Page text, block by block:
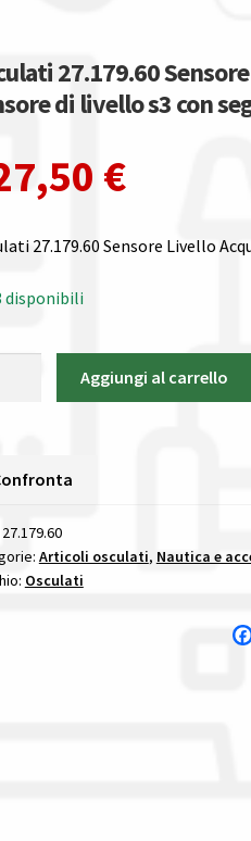
27.179.60
di livello s3 con
€
27.179.60 Sensore Livello
disponibili
Aggiungi al carrello
27.179.60
Articoli osculati, Nautica e
Osculati